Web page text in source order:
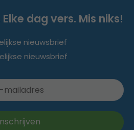
dag vers. Mis niks!
nieuwsbrief
nieuwsbrief